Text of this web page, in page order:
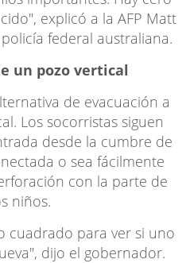
explicó a la AFP Matt
federal australiana.
un pozo vertical
de evacuación a
Los socorristas siguen
desde la cumbre de
o sea fácilmente
con la parte de
niños.
cuadrado para ver si uno
dijo el gobernador.